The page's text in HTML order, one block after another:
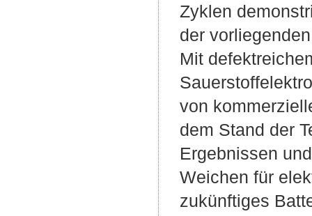
Zyklen
der
Mit
von
dem Stand der
Ergebnissen
Weichen für
zukünftiges